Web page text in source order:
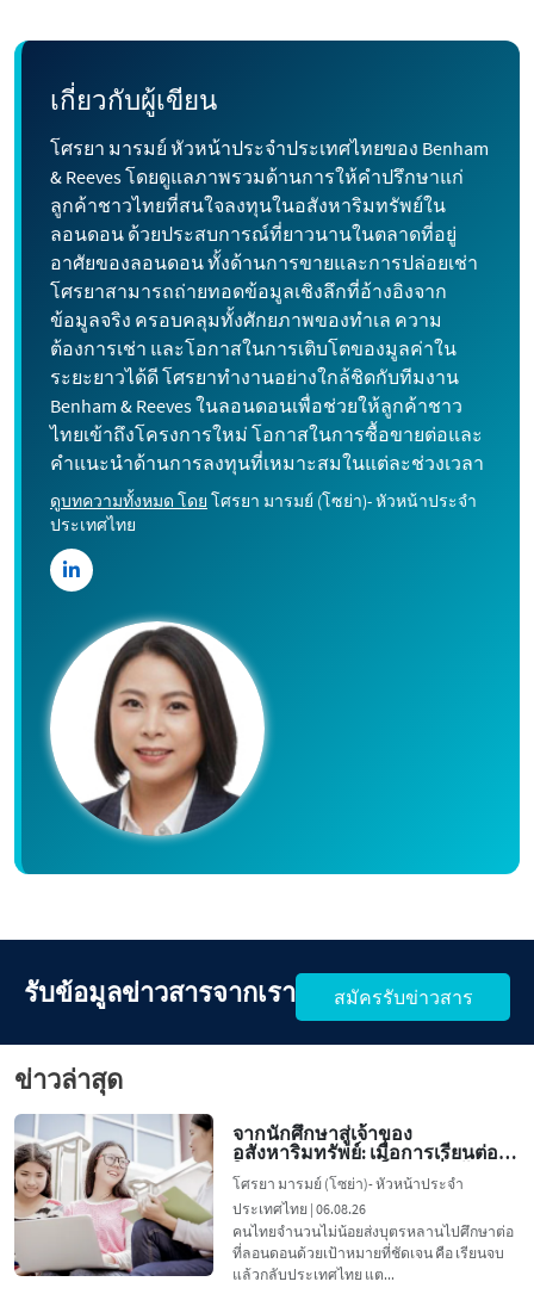
เกี่ยวกับผู้เขียน
โศรยา มารมย์ หัวหน้าประจำประเทศไทยของ Benham
& Reeves โดยดูแลภาพรวมด้านการให้คำปรึกษาแก่
ลูกค้าชาวไทยที่สนใจลงทุนในอสังหาริมทรัพย์ใน
ลอนดอน ด้วยประสบการณ์ที่ยาวนานในตลาดที่อยู่
อาศัยของลอนดอน ทั้งด้านการขายและการปล่อยเช่า
โศรยาสามารถถ่ายทอดข้อมูลเชิงลึกที่อ้างอิงจาก
ข้อมูลจริง ครอบคลุมทั้งศักยภาพของทำเล ความ
ต้องการเช่า และโอกาสในการเติบโตของมูลค่าใน
ระยะยาวได้ดี โศรยาทำงานอย่างใกล้ชิดกับทีมงาน
Benham & Reeves ในลอนดอนเพื่อช่วยให้ลูกค้าชาว
ไทยเข้าถึงโครงการใหม่ โอกาสในการซื้อขายต่อและ
คำแนะนำด้านการลงทุนที่เหมาะสมในแต่ละช่วงเวลา
ดูบทความทั้งหมด โดย โศรยา มารมย์ (โซย่า)- หัวหน้าประจำ
ประเทศไทย
รับข้อมูลข่าวสารจากเรา สมัครรับข่าวสาร
ข่าวล่าสุด
จากนักศึกษาสู่เจ้าของ
อสังหาริมทรัพย์: เมื่อการเรียนต่อ
ในลอนดอนกลายเป็นจุดเริ่มต้นของ
การลงทุน
โศรยา มารมย์ (โซย่า)- หัวหน้าประจำ
ประเทศไทย | 06.08.26
คนไทยจำนวนไม่น้อยส่งบุตรหลานไปศึกษาต่อ
ที่ลอนดอนด้วยเป้าหมายที่ชัดเจน คือ เรียนจบ
แล้วกลับประเทศไทย แต...